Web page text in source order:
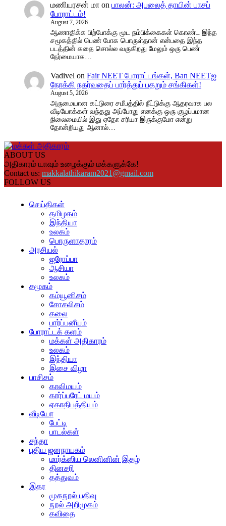
மணியரசன் மா on பாலன்: அபலைத் தாயின் பாசப்
போராட்டம்!
August 7, 2026
ஆணாதிக்க பிற்போக்கு மூட நம்பிக்கைகள் கொண்ட இந்த
சமூகத்தில் பெண் போக பொருள்தான் என்பதை இந்த
படத்தின் கதை சொல்ல வருகிறது மேலும் ஒரு பெண்
நேர்மையாக…
Vadivel on Fair NEET போராட்டங்கள், Ban NEETஐ
நோக்கி நகர்வதைப் பார்த்துப் பதறும் சங்கிகள்!
August 5, 2026
அருமையான கட்டுரை சமீபத்தில் நீட்டுக்கு ஆதரவாக பல
வீடியோக்கள் வந்தது அப்போது எனக்கு ஒரு குழப்பமான
நிலைமையில் இது ஏதோ சரியா இருக்குமோ என்று
தோன்றியது ஆனால்…
ABOUT US
அதிகாரம் யாவும் உழைக்கும் மக்களுக்கே!
Contact us: makkalathikaram2021@gmail.com
FOLLOW US
செய்திகள்
தமிழகம்
இந்தியா
உலகம்
பொருளாதாரம்
அரசியல்
ஐரோப்பா
ஆசியா
உலகம்
சமூகம்
கம்யூனிசம்
சோசலிசம்
கலை
பார்ப்பனீயம்
போராட்டக் களம்
மக்கள் அதிகாரம்
உலகம்
இந்தியா
இசை விழா
பாசிசம்
காவிமயம்
கார்ப்பரேட் மயம்
ஏகாதிபத்தியம்
வீடியோ
பேட்டி
பாடல்கள்
சந்தா
புதிய ஜனநாயகம்
மார்க்ஸிய லெனினின் இதழ்
தினசரி
தத்துவம்
இதர
முகநூல் பதிவு
நூல் அறிமுகம்
கவிதை